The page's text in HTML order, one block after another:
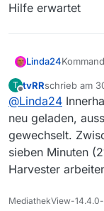
Hilfe erwartet
Linda24
T
Offline
tvRRschrieb am
zuletzt
@Linda24
neu geladen,
gewechselt.
sieben Minuten
Harvester
MediathekView-